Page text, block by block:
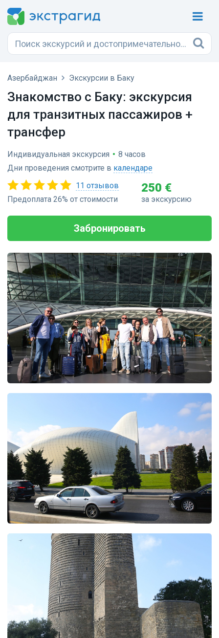
Азербайджан Экскурсии в Баку
Знакомство с Баку: экскурсия
для транзитных пассажиров +
трансфер
Индивидуальная экскурсия • 8 часов
Дни проведения смотрите в календаре
11 отзывов
Предоплата 26% от стоимости
250 €
за экскурсию
Забронировать